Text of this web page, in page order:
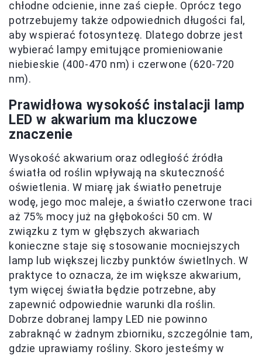
chłodne odcienie, inne zaś ciepłe. Oprócz tego
potrzebujemy także odpowiednich długości fal,
aby wspierać fotosyntezę. Dlatego dobrze jest
wybierać lampy emitujące promieniowanie
niebieskie (400-470 nm) i czerwone (620-720
nm).
Prawidłowa wysokość instalacji lamp
LED w akwarium ma kluczowe
znaczenie
Wysokość akwarium oraz odległość źródła
światła od roślin wpływają na skuteczność
oświetlenia. W miarę jak światło penetruje
wodę, jego moc maleje, a światło czerwone traci
aż 75% mocy już na głębokości 50 cm. W
związku z tym w głębszych akwariach
konieczne staje się stosowanie mocniejszych
lamp lub większej liczby punktów świetlnych. W
praktyce to oznacza, że im większe akwarium,
tym więcej światła będzie potrzebne, aby
zapewnić odpowiednie warunki dla roślin.
Dobrze dobranej lampy LED nie powinno
zabraknąć w żadnym zbiorniku, szczególnie tam,
gdzie uprawiamy rośliny. Skoro jesteśmy w